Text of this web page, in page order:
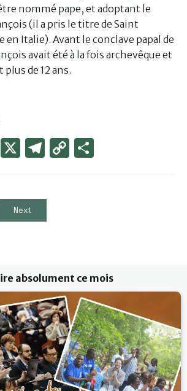
nommé pape, et adoptant le
(il a pris le titre de Saint
en Italie). Avant le conclave papal de
avait été à la fois archevêque et
de 12 ans.
Wha
Tele
Cop
Next
absolument ce mois